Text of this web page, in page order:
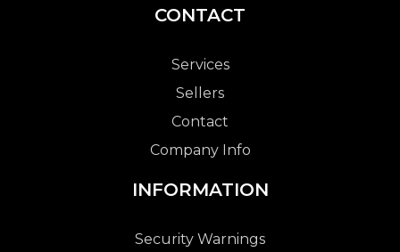
CONTACT
Services
Sellers
Contact
Company Info
INFORMATION
Security Warnings